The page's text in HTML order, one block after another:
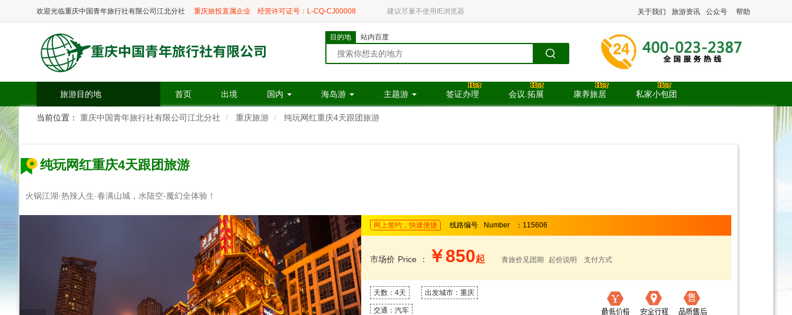
欢迎光临重庆中国青年旅行社有限公司江北分社 重庆旅投直属企业 经营许可证号：L-CQ-CJ00008 建议尽量不使用IE浏览器 关于我们 旅游资讯 公众号 帮助
目的地 站内百度
旅游目的地 首页 出境 国内 海岛游 主题游 签证办理 会议.拓展 康养旅居 私家小包团
当前位置： 重庆中国青年旅行社有限公司江北分社 重庆旅游 纯玩网红重庆4天跟团旅游
纯玩网红重庆4天跟团旅游
火锅江湖·热辣人生·春满山城，水陆空-魔幻全体验！
网上签约，快速便捷 线路编号 Number ：115606
市场价 Price ： ￥850起 青旅价见团期 起价说明 支付方式
天数：4天 出发城市：重庆
交通：汽车